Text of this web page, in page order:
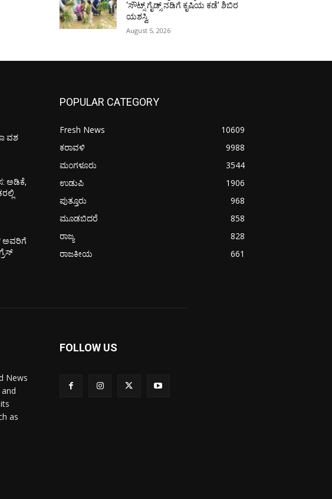
‘ಸೌಟ್ಸ್ ಗೈಡ್ಸ್ ನಡಿಗೆ ಕೃಷಿಯ ಕಡೆ’ ಶಿಬಿರ
ಯಶಸ್ವಿ
August 5, 2026
ವಶ
ಅಡಿಕೆ,
ಅವರಿಗೆ
POPULAR CATEGORY
Fresh News
10609
ಕರಾವಳಿ
9988
ಮಂಗಳೂರು
3544
ಉಡುಪಿ
1906
ಪುತ್ತೂರು
968
ಮೂಡಬಿದರೆ
858
ರಾಜ್ಯ
828
ರಾಜಕೀಯ
661
News
as
FOLLOW US